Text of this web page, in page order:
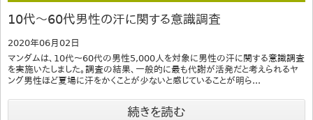
10代～60代男性の汗に関する意識調査
2020年06月02日
マンダムは、10代～60代の男性5,000人を対象に男性の汗に関する意識調査
を実施いたしました。調査の結果、一般的に最も代謝が活発だと考えられるヤ
ング男性ほど夏場に汗をかくことが少ないと感じていることが明ら...
続きを読む